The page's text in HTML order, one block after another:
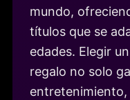
mundo,
títulos que se
edades. Elegir
regalo no solo